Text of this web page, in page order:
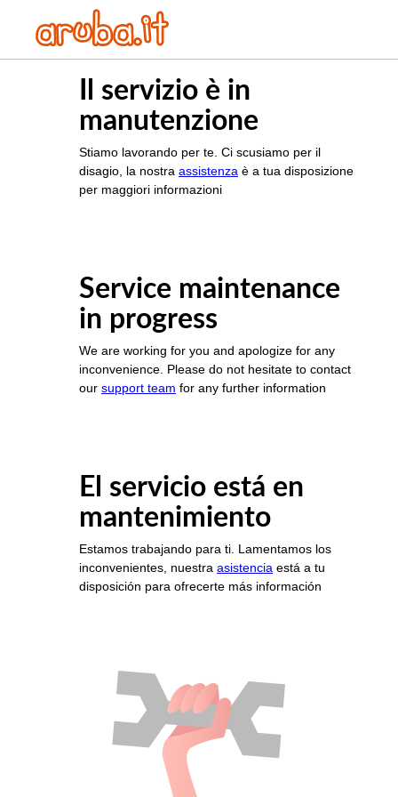
Il servizio è in
manutenzione
Stiamo lavorando per te. Ci scusiamo per il
disagio, la nostra assistenza è a tua disposizione
per maggiori informazioni
Service maintenance
in progress
We are working for you and apologize for any
inconvenience. Please do not hesitate to contact
our support team for any further information
El servicio está en
mantenimiento
Estamos trabajando para ti. Lamentamos los
inconvenientes, nuestra asistencia está a tu
disposición para ofrecerte más información